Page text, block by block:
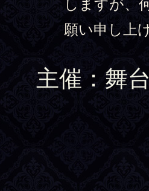
しますが、
願い申し上
主催：舞